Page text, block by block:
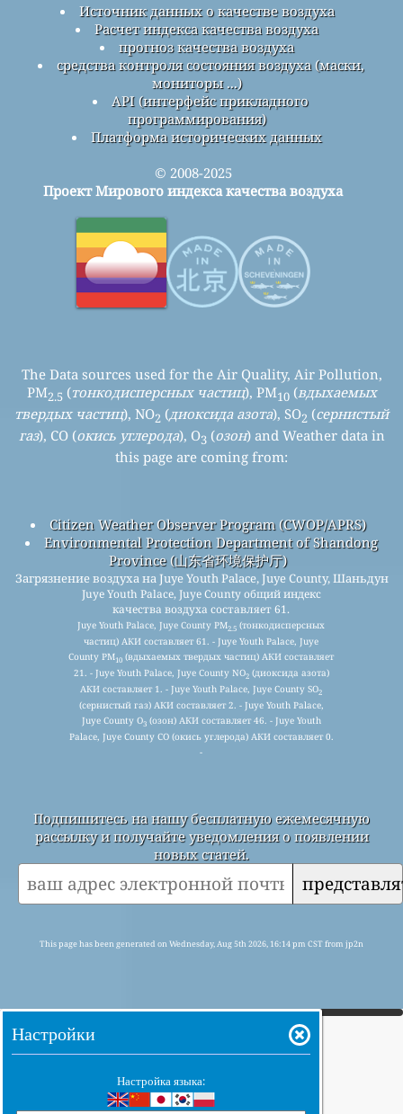
Источник данных о качестве воздуха
Расчет индекса качества воздуха
прогноз качества воздуха
средства контроля состояния воздуха (маски,
мониторы ...)
API (интерфейс прикладного
программирования)
Платформа исторических данных
© 2008-2025
Проект Мирового индекса качества воздуха
The Data sources used for the Air Quality, Air Pollution,
PM2.5 (тонкодисперсных частиц), PM10(вдыхаемых
твердых частиц), NO2 (диоксида азота), SO2 (сернистый
газ), CO (окись углерода), O3 (озон) and Weather data in
this page are coming from:
Citizen Weather Observer Program (CWOP/APRS)
Environmental Protection Department of Shandong
Province (山东省环境保护厅)
Загрязнение воздуха на Juye Youth Palace, Juye County, Шаньдун
Juye Youth Palace, Juye County общий индекс
качества воздуха составляет 61.
Juye Youth Palace, Juye County PM2.5 (тонкодисперсных
частиц) АКИ составляет 61. - Juye Youth Palace, Juye
County PM10 (вдыхаемых твердых частиц) АКИ составляет
21. - Juye Youth Palace, Juye County NO2(диоксида азота)
АКИ составляет 1. - Juye Youth Palace, Juye County SO2
(сернистый газ) АКИ составляет 2. - Juye Youth Palace,
Juye County O3(озон) АКИ составляет 46. - Juye Youth
Palace, Juye County CO (окись углерода) АКИ составляет 0.
-
Подпишитесь на нашу бесплатную ежемесячную
рассылку и получайте уведомления о появлении
новых статей.
This page has been generated on Wednesday, Aug 5th 2026, 16:14 pm CST from jp2n
Настройки
Настройка языка: